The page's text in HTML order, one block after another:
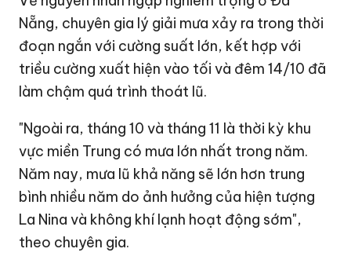
Nẵng, chuyên gia lý giải mưa xảy ra trong thời
đoạn ngắn với cường suất lớn, kết hợp với
triều cường xuất hiện vào tối và đêm 14/10 đã
làm chậm quá trình thoát lũ.
"Ngoài ra, tháng 10 và tháng 11 là thời kỳ khu
vực miền Trung có mưa lớn nhất trong năm.
Năm nay, mưa lũ khả năng sẽ lớn hơn trung
bình nhiều năm do ảnh hưởng của hiện tượng
La Nina và không khí lạnh hoạt động sớm",
theo chuyên gia.